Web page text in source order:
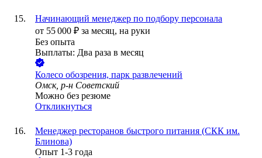
Начинающий менеджер по подбору персонала
от 55 000 ₽ за месяц, на руки
Без опыта
Выплаты: Два раза в месяц
Колесо обозрения, парк развлечений
Омск, р-н Советский
Можно без резюме
Откликнуться
Менеджер ресторанов быстрого питания (СКК им.
Блинова)
Опыт 1-3 года